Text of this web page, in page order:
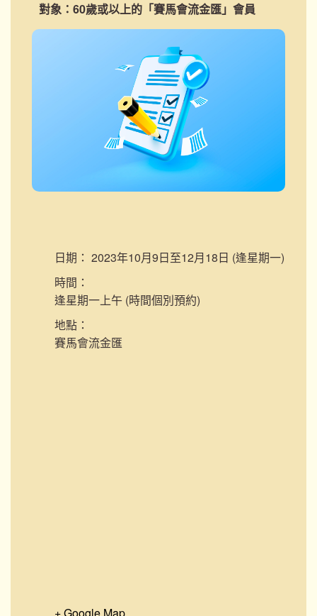
對象：60歲或以上的「賽馬會流金匯」會員
日期： 2023年10月9日至12月18日 (逢星期一)
時間：
逢星期一上午 (時間個別預約)
地點：
賽馬會流金匯